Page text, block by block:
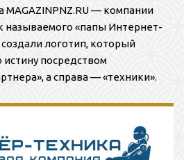
MAGAZINPNZ.RU — компании
называемого «папы Интернет-
логотип, который
посредством
а справа — «техники».